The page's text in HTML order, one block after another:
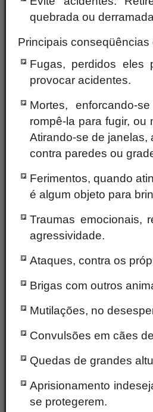
quebrada ou
Principais
Fugas, perdidos eles
provocar acidentes.
Mortes, enforcando-
rompê-la para fugir,
Atirando-se de janelas,
contra paredes ou
Ferimentos, quando
é algum objeto para
Traumas emocionais,
agressividade.
Ataques, contra os
Brigas com outros
Mutilações, no
Convulsões em cães
Quedas de grandes
Aprisionamento
se protegerem.